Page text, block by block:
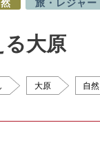
旅・レジャー
大原
大原 自然